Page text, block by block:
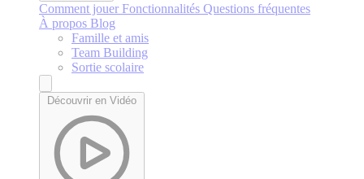
Comment jouer Fonctionnalités Questions fréquentes
À propos Blog
Famille et amis
Team Building
Sortie scolaire
Découvrir en Vidéo